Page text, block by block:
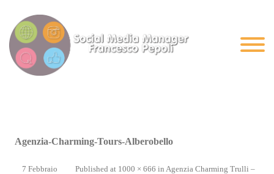
Agenzia-Charming-Tours-Alberobello
Published
7 Febbraio
at 1000 × 666 in Agenzia Charming Trulli –